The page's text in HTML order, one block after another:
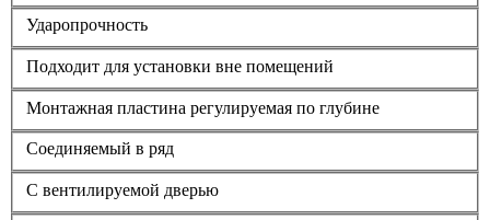
Ударопрочность
Подходит для установки вне помещений
Монтажная пластина регулируемая по глубине
Соединяемый в ряд
С вентилируемой дверью